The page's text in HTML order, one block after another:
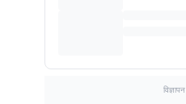
विज्ञापन